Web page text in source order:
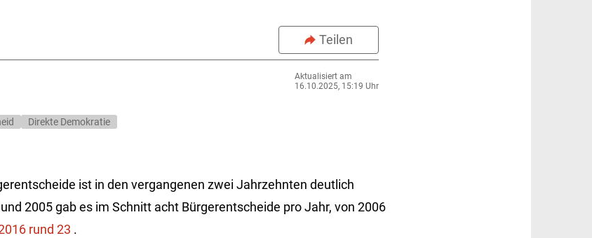
Teilen
Aktualisiert am
16.10.2025, 15:19 Uhr
Direkte Demokratie
ist in den vergangenen zwei Jahrzehnten deutlich
2005 gab es im Schnitt acht Bürgerentscheide pro Jahr, von 2006
rund 23 .